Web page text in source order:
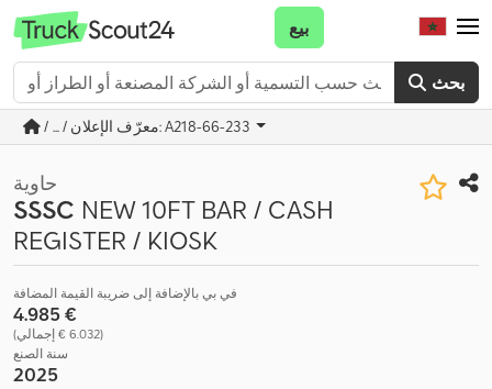
بحث
بيع
/ ... / معرّف الإعلان: A218-66-233
حاوية
SSSC NEW 10FT BAR / CASH
REGISTER / KIOSK
في بي بالإضافة إلى ضريبة القيمة المضافة
‏4.985 €
(‏6.032 € إجمالي)
سنة الصنع
2025